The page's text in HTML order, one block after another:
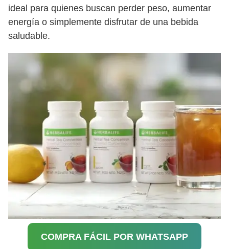
ideal para quienes buscan perder peso, aumentar
energía o simplemente disfrutar de una bebida
saludable.
COMPRA FÁCIL POR WHATSAPP